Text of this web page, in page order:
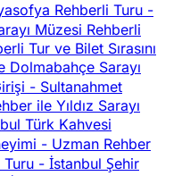
Rehberli Turu -
Müzesi Rehberli
Tur ve Bilet Sırasını
Dolmabahçe Sarayı
- Sultanahmet
ile Yıldız Sarayı
Türk Kahvesi
- Uzman Rehber
Turu - İstanbul Şehir